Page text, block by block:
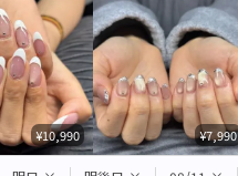
¥10,990 ¥7,990